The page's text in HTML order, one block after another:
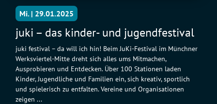
Mi. | 29.01.2025
juki – das kinder- und jugendfestival
juki festival – da will ich hin! Beim JuKi-Festival im Münchner
Werksviertel-Mitte dreht sich alles ums Mitmachen,
Ausprobieren und Entdecken. Über 100 Stationen laden
Kinder, Jugendliche und Familien ein, sich kreativ, sportlich
und spielerisch zu entfalten. Vereine und Organisationen
zeigen ...